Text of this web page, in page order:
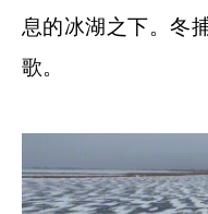
息的冰湖之下。冬
歌。